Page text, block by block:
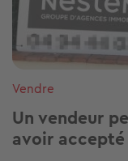
Vendre
Un vendeur
avoir